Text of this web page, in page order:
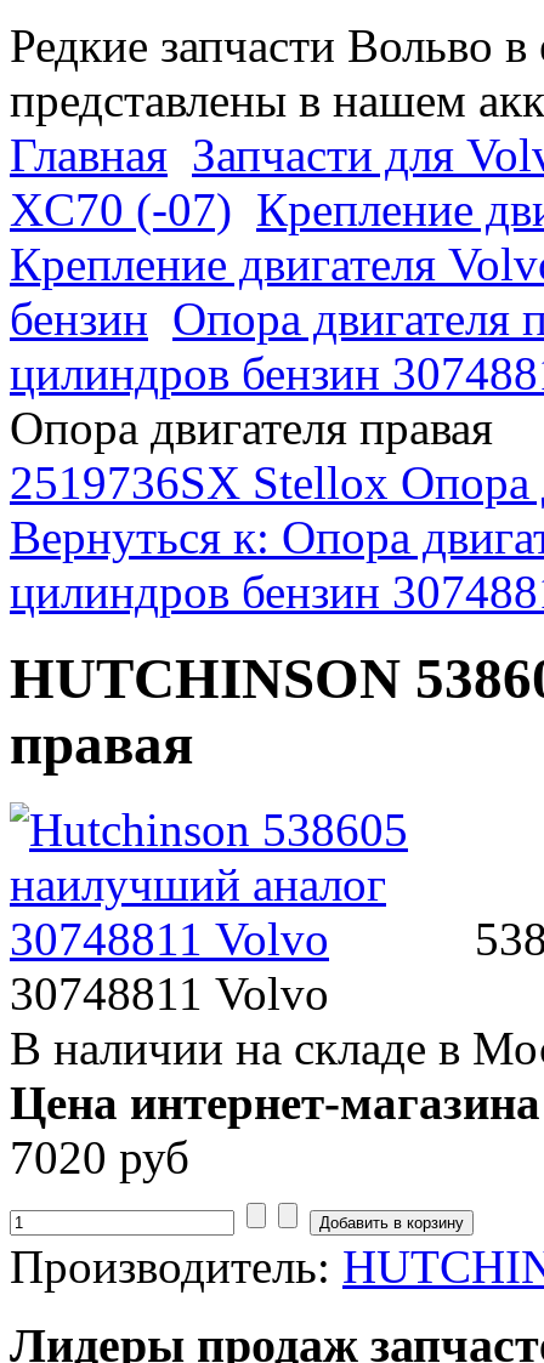
Редкие запчасти Вольво
представлены в нашем
Главная Запчасти для
XC70 (-07) Крепление
Крепление двигателя
бензин Опора двигателя
цилиндров бензин
Опора двигателя правая
2519736SX Stellox Опора
Вернуться к: Опора
цилиндров бензин
HUTCHINSON
правая
30748811 Volvo
В наличии на складе в
Цена интернет-
7020 руб
Производитель:
Лидеры продаж